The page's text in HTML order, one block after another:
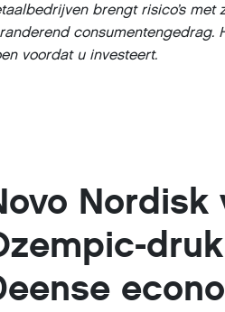
brengt risico’s
voordat u investeert.
Nordisk